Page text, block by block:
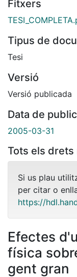
Fitxers
Tipus de
Tesi
Versió
Versió publicada
Data de
2005-03-31
Tots els
Si us plau
per citar o
https://
Efectes
física
gent gran